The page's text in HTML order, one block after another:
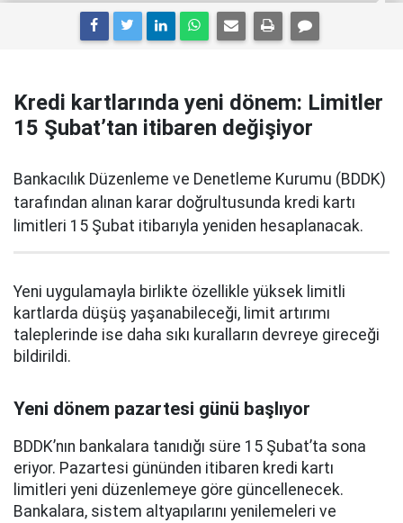
Kredi kartlarında yeni dönem: Limitler
15 Şubat’tan itibaren değişiyor
Bankacılık Düzenleme ve Denetleme Kurumu (BDDK)
tarafından alınan karar doğrultusunda kredi kartı
limitleri 15 Şubat itibarıyla yeniden hesaplanacak.
Yeni uygulamayla birlikte özellikle yüksek limitli
kartlarda düşüş yaşanabileceği, limit artırımı
taleplerinde ise daha sıkı kuralların devreye gireceği
bildirildi.
Yeni dönem pazartesi günü başlıyor
BDDK’nın bankalara tanıdığı süre 15 Şubat’ta sona
eriyor. Pazartesi gününden itibaren kredi kartı
limitleri yeni düzenlemeye göre güncellenecek.
Bankalara, sistem altyapılarını yenilemeleri ve